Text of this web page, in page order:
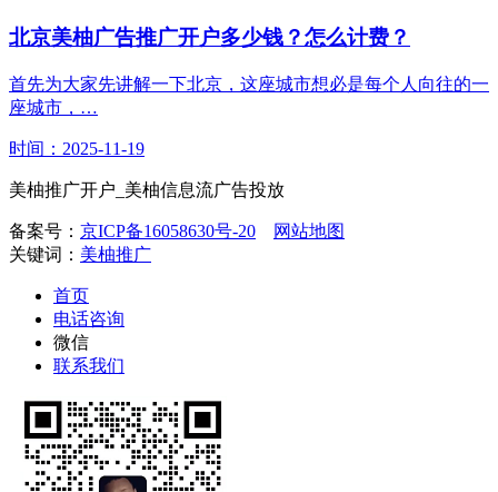
北京美柚广告推广开户多少钱？怎么计费？
首先为大家先讲解一下北京，这座城市想必是每个人向往的一
座城市，…
时间：2025-11-19
美柚推广开户_美柚信息流广告投放
备案号： 京ICP备16058630号-20
网站地图
关键词： 美柚推广
首页
电话咨询
微信
联系我们